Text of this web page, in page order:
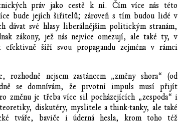
práv jako cestě k ní. Čím více nás této
bude jejích šiřitelů; zároveň s tím budou lidé v
dávat své hlasy liberálnějším politickým stranám,
zákony, jež nás nejvíce omezují, ale také ty, v
efektivně šíří svou propagandu zejména v rámci
nejsem zastáncem „změny shora“ (od
se domnívám, že prvotní impuls musí přijít
změnu je třeba více sil pocházejících „zespoda“ i
diskutéry, myslitele a think-tanky, ale také
tváře, baviče i úderná hesla, krom toho též